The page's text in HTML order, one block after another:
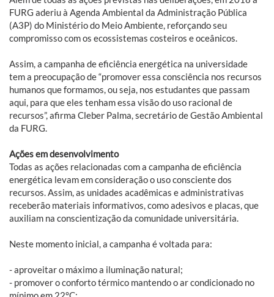
FURG aderiu à Agenda Ambiental da Administração Pública
(A3P) do Ministério do Meio Ambiente, reforçando seu
compromisso com os ecossistemas costeiros e oceânicos.
Assim, a campanha de eficiência energética na universidade
tem a preocupação de “promover essa consciência nos recursos
humanos que formamos, ou seja, nos estudantes que passam
aqui, para que eles tenham essa visão do uso racional de
recursos”, afirma Cleber Palma, secretário de Gestão Ambiental
da FURG.
Ações em desenvolvimento
Todas as ações relacionadas com a campanha de eficiência
energética levam em consideração o uso consciente dos
recursos. Assim, as unidades acadêmicas e administrativas
receberão materiais informativos, como adesivos e placas, que
auxiliam na conscientização da comunidade universitária.
Neste momento inicial, a campanha é voltada para:
- aproveitar o máximo a iluminação natural;
- promover o conforto térmico mantendo o ar condicionado no